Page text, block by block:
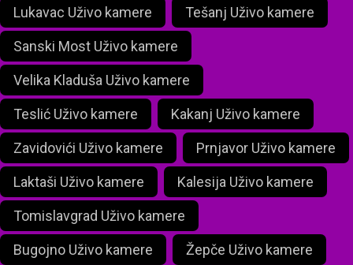
Lukavac Uživo kamere Tešanj Uživo kamere
Sanski Most Uživo kamere
Velika Kladuša Uživo kamere
Teslić Uživo kamere Kakanj Uživo kamere
Zavidovići Uživo kamere Prnjavor Uživo kamere
Laktaši Uživo kamere Kalesija Uživo kamere
Tomislavgrad Uživo kamere
Bugojno Uživo kamere Žepče Uživo kamere